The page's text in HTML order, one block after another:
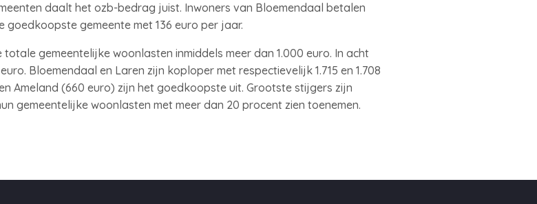
daalt het ozb-bedrag juist. Inwoners van Bloemendaal betalen
goedkoopste gemeente met 136 euro per jaar.
gemeentelijke woonlasten inmiddels meer dan 1.000 euro. In acht
Bloemendaal en Laren zijn koploper met respectievelijk 1.715 en 1.708
Ameland (660 euro) zijn het goedkoopste uit. Grootste stijgers zijn
gemeentelijke woonlasten met meer dan 20 procent zien toenemen.